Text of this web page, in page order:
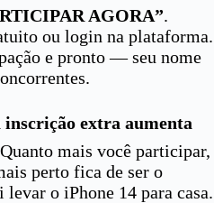
AGORA”.
ou login na plataforma.
e pronto — seu nome
inscrição extra aumenta
mais você participar,
perto fica de ser o
o iPhone 14 para casa.